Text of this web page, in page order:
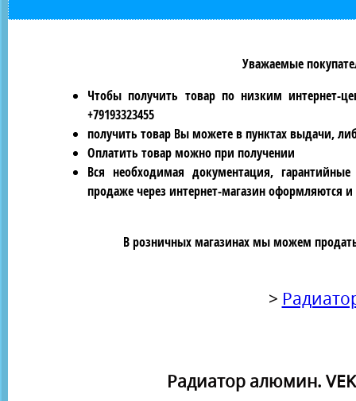
Уважаемые
Чтобы получить товар по низким интернет-
+79193323455
получить товар Вы можете в пунктах выдачи,
Оплатить товар можно при получении
Вся необходимая документация,
продаже через интернет-магазин оформляются
В розничных магазинах мы можем
>
Радиатор алюмин.